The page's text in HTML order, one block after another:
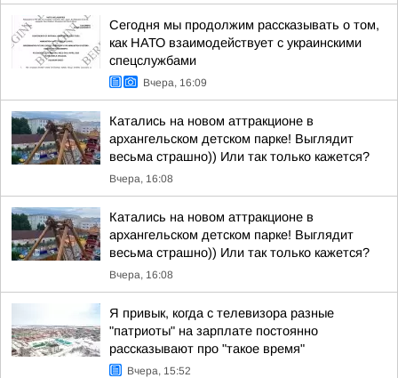
Сегодня мы продолжим рассказывать о том,
как НАТО взаимодействует с украинскими
спецслужбами
Вчера, 16:09
Катались на новом аттракционе в
архангельском детском парке! Выглядит
весьма страшно)) Или так только кажется?
Вчера, 16:08
Катались на новом аттракционе в
архангельском детском парке! Выглядит
весьма страшно)) Или так только кажется?
Вчера, 16:08
Я привык, когда с телевизора разные
"патриоты" на зарплате постоянно
рассказывают про "такое время"
Вчера, 15:52